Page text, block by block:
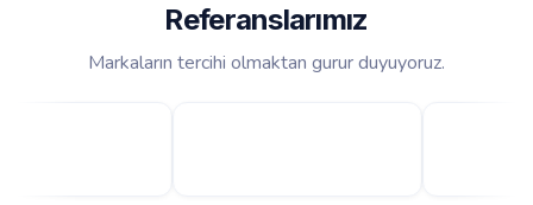
Referanslarımız
Markaların tercihi olmaktan gurur duyuyoruz.